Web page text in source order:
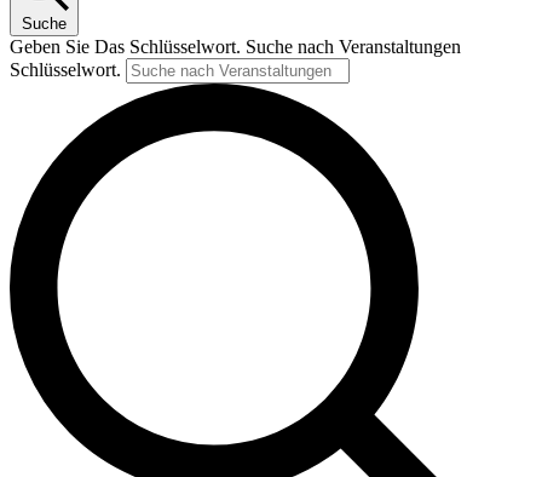
Suche
Geben Sie Das Schlüsselwort. Suche nach Veranstaltungen
Schlüsselwort.